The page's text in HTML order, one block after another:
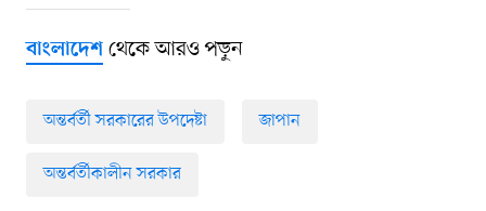
বাংলাদেশথেকে আরও পড়ুন
অন্তর্বর্তী সরকারের উপদেষ্টা জাপান
অন্তর্বর্তীকালীন সরকার